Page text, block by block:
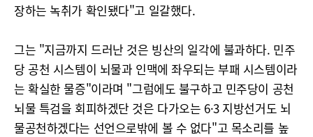
장하는 녹취가 확인됐다"고 일갈했다.
그는 "지금까지 드러난 것은 빙산의 일각에 불과하다. 민주
당 공천 시스템이 뇌물과 인맥에 좌우되는 부패 시스템이라
는 확실한 물증"이라며 "그럼에도 불구하고 민주당이 공천
뇌물 특검을 회피하겠단 것은 다가오는 6·3 지방선거도 뇌
물공천하겠다는 선언으로밖에 볼 수 없다"고 목소리를 높